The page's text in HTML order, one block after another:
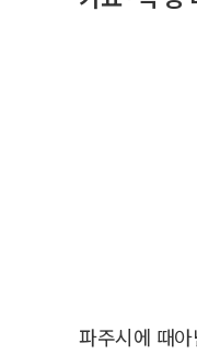
파주시에 때